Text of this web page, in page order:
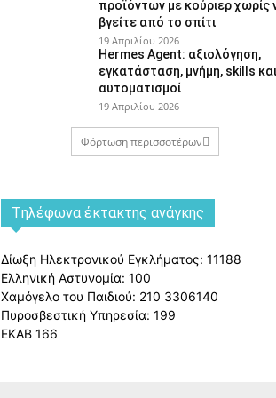
προϊόντων με κούριερ χωρίς
βγείτε από το σπίτι
19 Απριλίου 2026
Hermes Agent: αξιολόγηση,
εγκατάσταση, μνήμη, skills
αυτοματισμοί
19 Απριλίου 2026
Φόρτωση περισσοτέρων
Tηλέφωνα έκτακτης ανάγκης
Δίωξη Ηλεκτρονικού Εγκλήματος: 11188
Ελληνική Αστυνομία: 100
Χαμόγελο του Παιδιού: 210 3306140
Πυροσβεστική Υπηρεσία: 199
ΕΚΑΒ 166